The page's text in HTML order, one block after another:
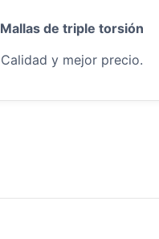
Mallas de triple torsión
Calidad y mejor precio.